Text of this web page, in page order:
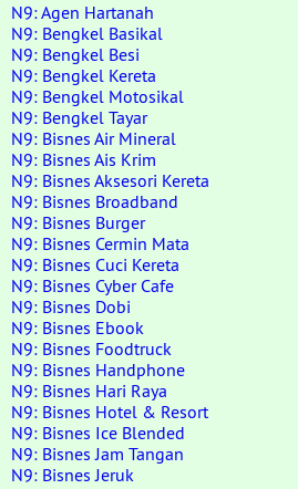
N9: Agen Hartanah
N9: Bengkel Basikal
N9: Bengkel Besi
N9: Bengkel Kereta
N9: Bengkel Motosikal
N9: Bengkel Tayar
N9: Bisnes Air Mineral
N9: Bisnes Ais Krim
N9: Bisnes Aksesori Kereta
N9: Bisnes Broadband
N9: Bisnes Burger
N9: Bisnes Cermin Mata
N9: Bisnes Cuci Kereta
N9: Bisnes Cyber Cafe
N9: Bisnes Dobi
N9: Bisnes Ebook
N9: Bisnes Foodtruck
N9: Bisnes Handphone
N9: Bisnes Hari Raya
N9: Bisnes Hotel & Resort
N9: Bisnes Ice Blended
N9: Bisnes Jam Tangan
N9: Bisnes Jeruk